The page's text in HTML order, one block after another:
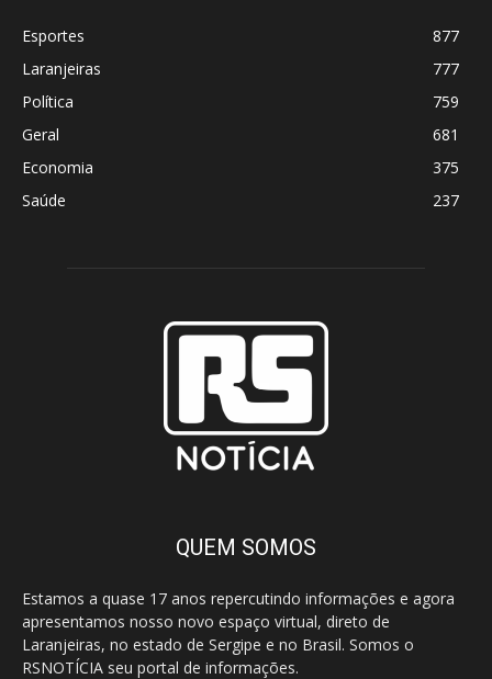
Esportes
877
Laranjeiras
777
Política
759
Geral
681
Economia
375
Saúde
237
QUEM SOMOS
Estamos a quase 17 anos repercutindo informações e agora
apresentamos nosso novo espaço virtual, direto de
Laranjeiras, no estado de Sergipe e no Brasil. Somos o
RSNOTÍCIA seu portal de informações.